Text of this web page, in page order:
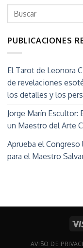
PUBLICACIONES
El Tarot de Leonora
de revelaciones
los detalles y los
Jorge Marín Escultor:
un Maestro del Arte
Aprueba el Congreso
para el Maestro
AVISO DE